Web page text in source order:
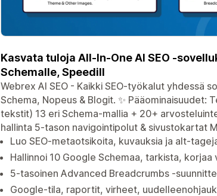
Kasvata tuloja All-In-One AI SEO -
Schemalle, Speedill
Webrex AI SEO - Kaikki SEO-työkalut yhdessä
Schema, Nopeus & Blogit. ✨
tekstit) 13 eri Schema-mallia + 20+
hallinta 5-tason navigointipolut & sivustokartat
Luo SEO-metaotsikoita, kuvauksia ja alt-
Hallinnoi 10 Google Schemaa, tarkista,
5-tasoinen Advanced Breadcrumbs -
Google-tila, raportit, virheet,